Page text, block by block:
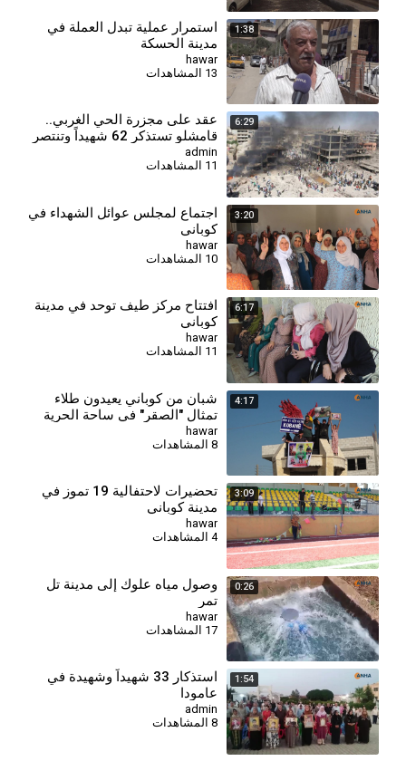
1:38
استمرار عملية تبدل العملة في
مدينة الحسكة
hawar
13 المشاهدات
6:29
⁣عقد على مجزرة الحي الغربي..
قامشلو تستذكر 62 شهيداً وتنتصر
بالإعمار
admin
11 المشاهدات
3:20
اجتماع لمجلس عوائل الشهداء في
كوباني
hawar
10 المشاهدات
6:17
افتتاح مركز طيف توحد في مدينة
كوباني
hawar
11 المشاهدات
4:17
شبان من كوباني يعيدون طلاء
تمثال "الصقر" في ساحة الحرية
بألوان العلم الكردي
hawar
3:09
تحضيرات لاحتفالية 19 تموز في
مدينة كوباني
hawar
4 المشاهدات
0:26
وصول مياه علوك إلى مدينة تل
تمر
hawar
17 المشاهدات
1:54
استذكار 33 شهيداً وشهيدة في
عامودا
admin
8 المشاهدات